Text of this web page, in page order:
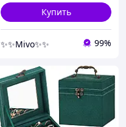
Купить
✨✨Mivo✨✨ 99%